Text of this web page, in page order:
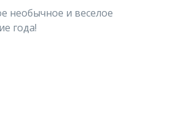
необычное и веселое
года!